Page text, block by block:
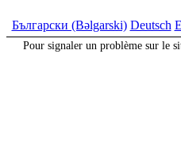
Български (Bəlgarski) Deutsch
Pour signaler un problème sur le